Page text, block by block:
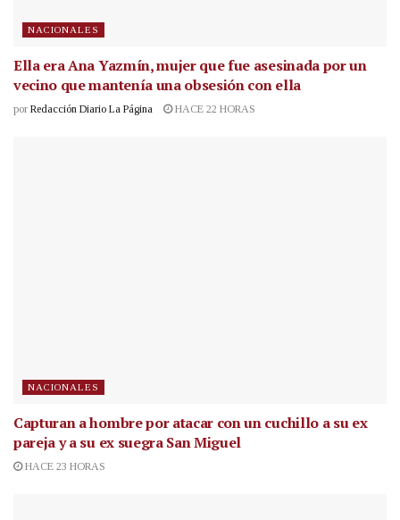
NACIONALES
Ella era Ana Yazmín, mujer que fue asesinada por un
vecino que mantenía una obsesión con ella
por Redacción Diario La Página HACE 22 HORAS
NACIONALES
Capturan a hombre por atacar con un cuchillo a su ex
pareja y a su ex suegra San Miguel
HACE 23 HORAS